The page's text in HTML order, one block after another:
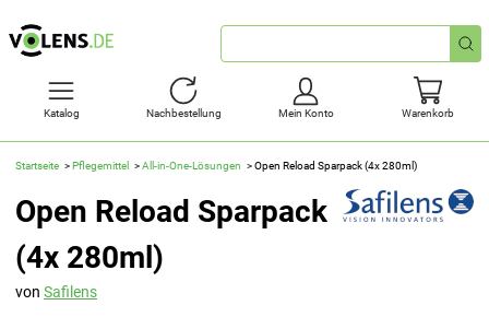
Schnellsuche
Katalog Nachbestellung Mein Konto Warenkorb
Startseite Pflegemittel All-in-One-Lösungen Open Reload Sparpack (4x 280ml)
Open Reload Sparpack
(4x 280ml)
von Safilens